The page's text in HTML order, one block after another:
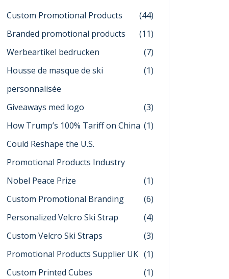
Custom Promotional Products
(44)
Branded promotional products
(11)
Werbeartikel bedrucken
(7)
Housse de masque de ski
personnalisée
(1)
Giveaways med logo
(3)
How Trump’s 100% Tariff on China
Could Reshape the U.S.
Promotional Products Industry
(1)
Nobel Peace Prize
(1)
Custom Promotional Branding
(6)
Personalized Velcro Ski Strap
(4)
Custom Velcro Ski Straps
(3)
Promotional Products Supplier UK (1)
Custom Printed Cubes
(1)